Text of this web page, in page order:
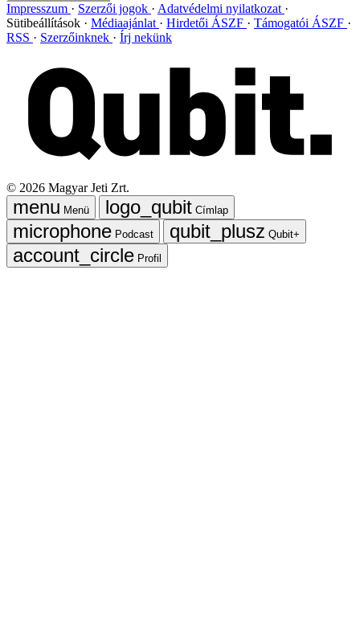
Impresszum Szerzői jogok
Adatvédelmi nyilatkozat
Sütibeállítások
Médiaajánlat Hirdetői ÁSZF
Támogatói ÁSZF
RSS
Szerzőinknek Írj nekünk
© 2026 Magyar Jeti Zrt.
Menü
Címlap
Podcast
Qubit+
Profil